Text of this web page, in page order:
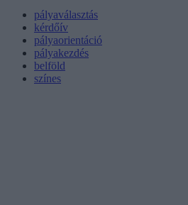
pályaválasztás
kérdőív
pályaorientáció
pályakezdés
belföld
színes